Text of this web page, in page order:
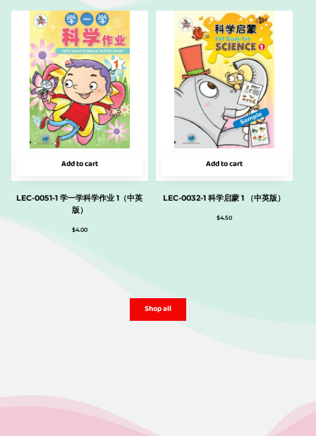
Add to cart
LEC-0051-1 学一学科学作业 1（中英
版）
$4.00
Add to cart
LEC-0032-1 科学启蒙 1 （中英版）
$4.50
Shop all